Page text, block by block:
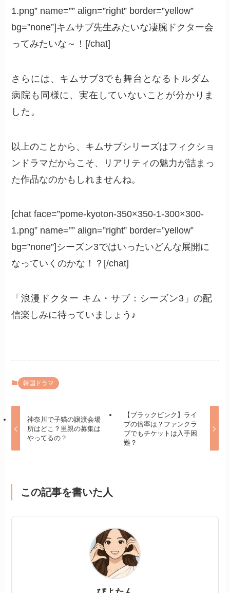
1.png” name=”” align=”right” border=”yellow”
bg=”none”]キムサブ先生みたいな凄腕ドクター会
ってみたいな～！[/chat]
さらには、キムサブ3でも舞台となるトルダム
病院も同様に、実在していないことが分かりま
した。
以上のことから、キムサブシリーズはフィクショ
ンドラマだからこそ、リアリティの魅力が詰まっ
た作品なのかもしれませんね。
[chat face=”pome-kyoton-350×350-1-300×300-
1.png” name=”” align=”right” border=”yellow”
bg=”none”]シーズン3ではいったいどんな展開に
なっていくのかな！？[/chat]
「浪漫ドクター キム・サブ：シーズン3」の配
信楽しみに待っていましょう♪
韓国ドラマ
神奈川で子猫の譲渡会場
所はどこ？里親の募集は
やってるの？
【ブラックピンク】ライ
ブの倍率は？ファンクラ
ブでもチケットは入手困
難？
この記事を書いた人